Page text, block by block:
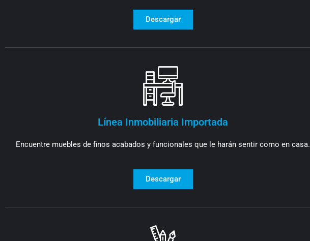
Descargar
Línea Inmobiliaria Importada
Encuentre muebles de finos acabados y funcionales que le harán sentir como en casa.
Descargar